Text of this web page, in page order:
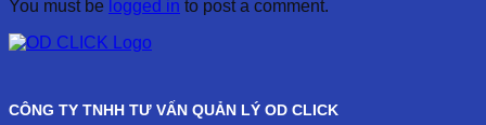
You must be logged in to post a comment.
CÔNG TY TNHH TƯ VẤN QUẢN LÝ OD CLICK